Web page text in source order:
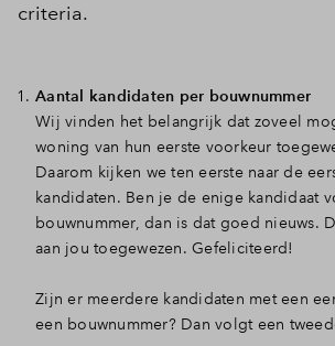
criteria.
Aantal kandidaten per bouwnummer
Wij vinden het belangrijk dat zoveel
woning van hun eerste voorkeur
Daarom kijken we ten eerste naar de
kandidaten. Ben je de enige kandidaat
bouwnummer, dan is dat goed nieuws.
aan jou toegewezen. Gefeliciteerd!
Zijn er meerdere kandidaten met een
een bouwnummer? Dan volgt een